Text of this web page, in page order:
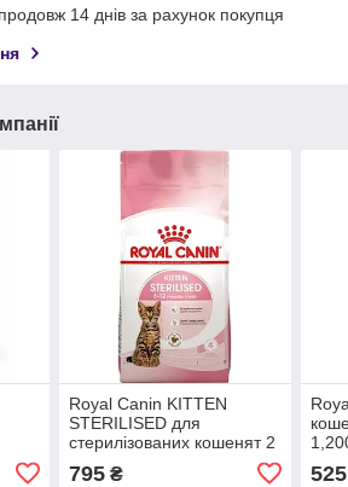
14 днів за рахунок покупця
Royal Canin KITTEN
STERILISED для
стерилізованих кошенят 2
795₴ 525